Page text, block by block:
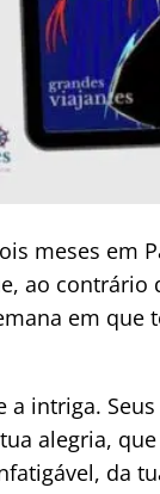
meses em
ao
em
a intriga.
alegria,
da